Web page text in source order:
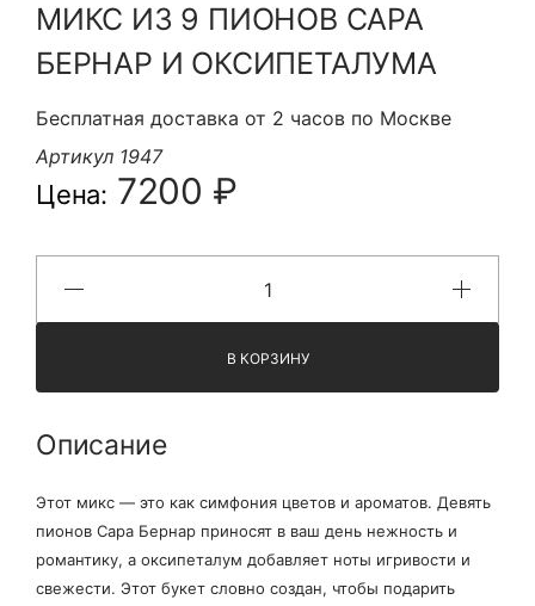
МИКС ИЗ 9 ПИОНОВ САРА
БЕРНАР И ОКСИПЕТАЛУМА
Бесплатная доставка от 2 часов по Москве
Артикул 1947
Цена: 7200 ₽
В КОРЗИНУ
Описание
Этот микс — это как симфония цветов и ароматов. Девять
пионов Сара Бернар приносят в ваш день нежность и
романтику, а оксипеталум добавляет ноты игривости и
свежести. Этот букет словно создан, чтобы подарить